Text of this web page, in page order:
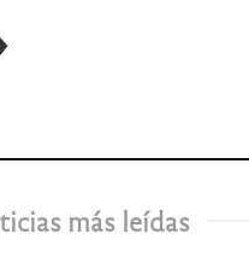
más leídas